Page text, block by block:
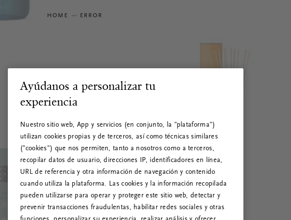
Ayúdanos a personalizar tu
experiencia
Nuestro sitio web, App y servicios (en conjunto, la "plataforma")
utilizan cookies propias y de terceros, así como técnicas similares
("cookies") que nos permiten, tanto a nosotros como a terceros,
recopilar datos de usuario, direcciones IP, identificadores en línea,
URL de referencia y otra información de navegación y contenido
cuando utiliza la plataforma. Las cookies y la información recopilada
pueden utilizarse para operar y proteger este sitio web, detectar y
prevenir transacciones fraudulentas, habilitar redes sociales y otras
HOME ERROR